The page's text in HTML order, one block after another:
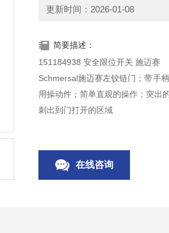
更新时间：2026-01-08
简要描述：
151184938 安全限位开关 施迈赛
Schmersal施迈赛左铰链门；带手
用操动件；简单直观的操作；突出
刺出到门打开的区域
在线咨询